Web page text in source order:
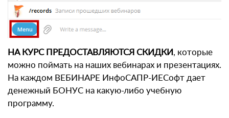
НА КУРС ПРЕДОСТАВЛЯЮТСЯ СКИДКИ , которые
можно поймать на наших вебинарах и презентациях.
На каждом ВЕБИНАРЕ ИнфоСАПР-ИЕСофт дает
денежный БОНУС на какую-либо учебную
программу.